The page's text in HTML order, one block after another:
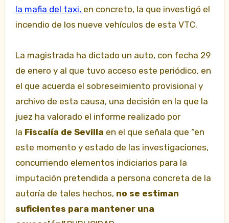
la mafia del taxi, en concreto, la que investigó el
incendio de los nueve vehículos de esta VTC.
La magistrada ha dictado un auto, con fecha 29
de enero y al que tuvo acceso este periódico, en
el que acuerda el sobreseimiento provisional y
archivo de esta causa, una decisión en la que la
juez ha valorado el informe realizado por
la Fiscalía de Sevilla en el que señala que “en
este momento y estado de las investigaciones,
concurriendo elementos indiciarios para la
imputación pretendida a persona concreta de la
autoría de tales hechos, no se estiman
suficientes para mantener una